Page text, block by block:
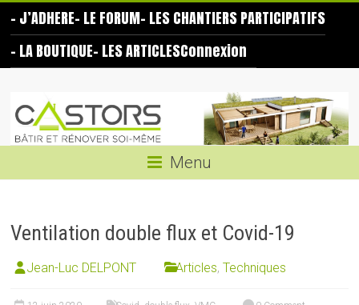
content
– J’ADHERE– LE FORUM– LES CHANTIERS PARTICIPATIFS
– LA BOUTIQUE– LES ARTICLESConnexion
Castors
même
Menu
Ventilation double flux et Covid-19
Jean-Luc DELPONT Articles,Techniques